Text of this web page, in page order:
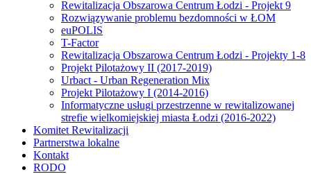
Rewitalizacja Obszarowa Centrum Łodzi - Projekt 9
Rozwiązywanie problemu bezdomności w ŁOM
euPOLIS
T-Factor
Rewitalizacja Obszarowa Centrum Łodzi - Projekty 1-8
Projekt Pilotażowy II (2017-2019)
Urbact - Urban Regeneration Mix
Projekt Pilotażowy I (2014-2016)
Informatyczne usługi przestrzenne w rewitalizowanej
strefie wielkomiejskiej miasta Łodzi (2016-2022)
Komitet Rewitalizacji
Partnerstwa lokalne
Kontakt
RODO